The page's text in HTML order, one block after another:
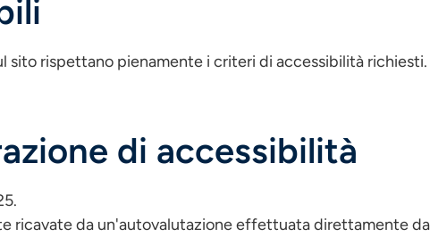
rispettano pienamente i criteri di accessibilità
di accessibilità
ricavate da un'autovalutazione effettuata direttamente